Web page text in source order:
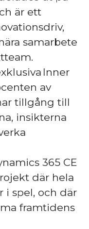
är ett
samarbete
Inner
av
tillgång till
insikterna
365 CE
där hela
i spel, och där
framtidens